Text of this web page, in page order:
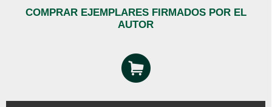
COMPRAR EJEMPLARES FIRMADOS POR EL
AUTOR